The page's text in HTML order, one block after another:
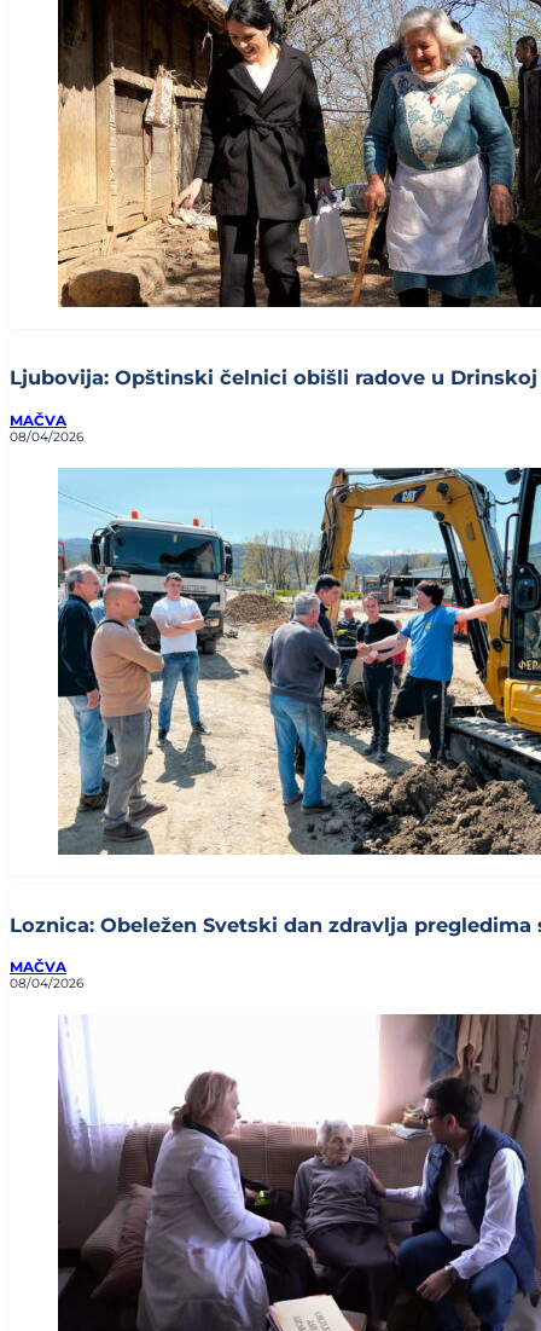
Ljubovija: Opštinski čelnici obišli radove u
MAČVA
08/04/2026
Loznica: Obeležen Svetski dan zdravlja pregledima
MAČVA
08/04/2026